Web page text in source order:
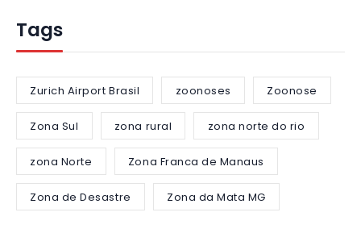
Tags
Zurich Airport Brasil zoonoses Zoonose
Zona Sul zona rural zona norte do rio
zona Norte Zona Franca de Manaus
Zona de Desastre Zona da Mata MG